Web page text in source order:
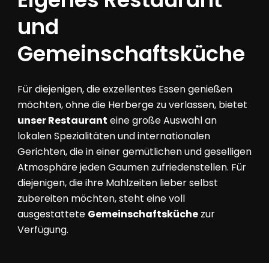
und
Gemeinschaftsküche
Für diejenigen, die exzellentes Essen genießen
möchten, ohne die Herberge zu verlassen, bietet
unser Restaurant eine große Auswahl an
lokalen Spezialitäten und internationalen
Gerichten, die in einer gemütlichen und geselligen
Atmosphäre jeden Gaumen zufriedenstellen. Für
diejenigen, die ihre Mahlzeiten lieber selbst
zubereiten möchten, steht eine voll
ausgestattete Gemeinschaftsküchezur
Verfügung.